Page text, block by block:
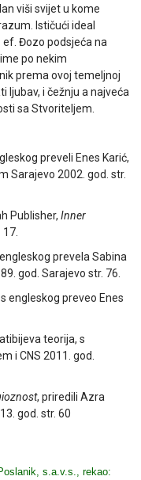
viši svijet u kome
Ističući ideal
Đozo podsjeća na
po nekim
prema ovoj temeljnoj
ljubav, i čežnju a najveća
sa Stvoriteljem.
preveli Enes Karić,
Sarajevo 2002. god. str.
Publisher, Inner
prevela Sabina
god. Sarajevo str. 76.
s engleskog preveo Enes
teorija, s
i CNS 2011. god.
, priredili Azra
god. str. 60
s.a.v.s., rekao: